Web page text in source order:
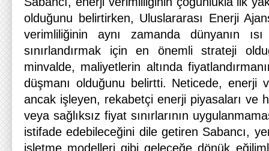
olduğunu belirtirken, Uluslararası Enerji
verimliliğinin aynı zamanda dünyanın
sınırlandırmak için en önemli strateji
minvalde, maliyetlerin altında
düşmanı olduğunu belirtti. Neticede, enerji
ancak işleyen, rekabetçi enerji piyasaları ve
veya sağlıksız fiyat sınırlarının
istifade edebileceğini dile getiren Sabancı,
işletme modelleri gibi geleceğe dönük